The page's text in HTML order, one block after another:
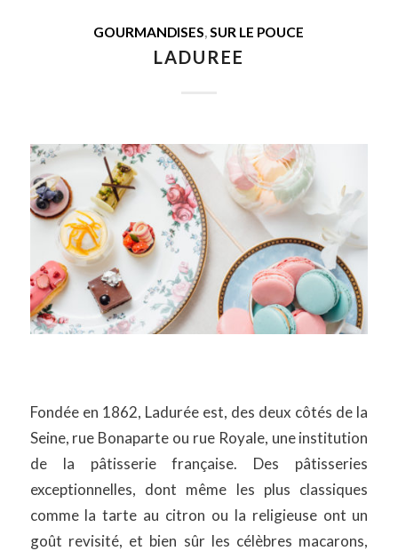
GOURMANDISES,SUR LE POUCE
LADUREE
Fondée en 1862, Ladurée est, des deux côtés de la
Seine, rue Bonaparte ou rue Royale, une institution
de la pâtisserie française. Des pâtisseries
exceptionnelles, dont même les plus classiques
comme la tarte au citron ou la religieuse ont un
goût revisité, et bien sûr les célèbres macarons,